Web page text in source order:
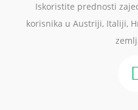
Iskoristite prednosti
korisnika u Austriji, Italiji,